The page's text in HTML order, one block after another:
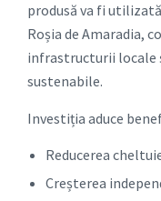
produsă va fi
Roșia de Amaradia,
infrastructurii locale
sustenabile.
Investiția aduce
Reducerea
Creșterea